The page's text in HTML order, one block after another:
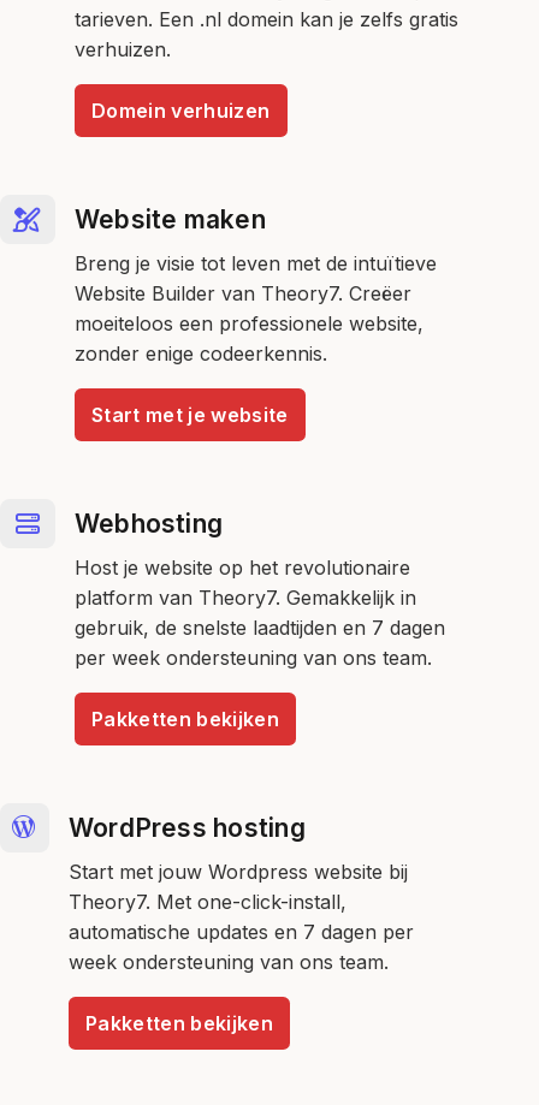
tarieven. Een .nl domein kan je zelfs gratis
verhuizen.
Domein verhuizen
Website maken
Breng je visie tot leven met de intuïtieve
Website Builder van Theory7. Creëer
moeiteloos een professionele website,
zonder enige codeerkennis.
Start met je website
Webhosting
Host je website op het revolutionaire
platform van Theory7. Gemakkelijk in
gebruik, de snelste laadtijden en 7 dagen
per week ondersteuning van ons team.
Pakketten bekijken
WordPress hosting
Start met jouw Wordpress website bij
Theory7. Met one-click-install,
automatische updates en 7 dagen per
week ondersteuning van ons team.
Pakketten bekijken